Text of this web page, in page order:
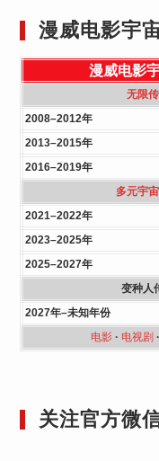
漫威电影宇
漫威电影
无限
2008–2012年
2013–2015年
2016–2019年
多元宇
2021–2022年
2023–2025年
2025–2027年
变种人
2027年–未知年份
电影· 电视剧 ·
关注官方微